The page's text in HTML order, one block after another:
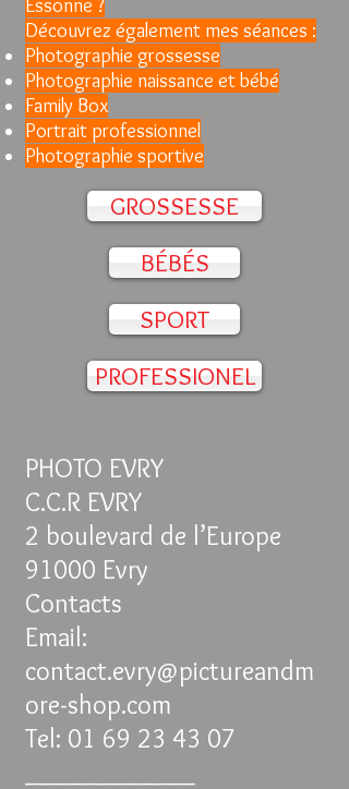
Essonne ?
Découvrez également mes séances :
Photographie grossesse
Photographie naissance et bébé
Family Box
Portrait professionnel
Photographie sportive
GROSSESSE
BÉBÉS
SPORT
PROFESSIONEL
PHOTO EVRY
C.C.R EVRY
2 boulevard de l’Europe
91000 Evry
Contacts
Email:
contact.evry@pictureandm
ore-shop.com
Tel: 01 69 23 43 07